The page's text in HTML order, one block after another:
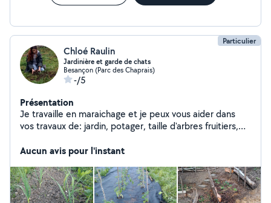
Particulier
Chloé Raulin
Jardinière et garde de chats
Besançon (Parc des Chaprais)
-/5
Présentation
Je travaille en maraichage et je peux vous aider dans
vos travaux de: jardin, potager, taille d'arbres fruitiers,
également des confitures maison ! Je peux garder votre
Aucun avis pour l'instant